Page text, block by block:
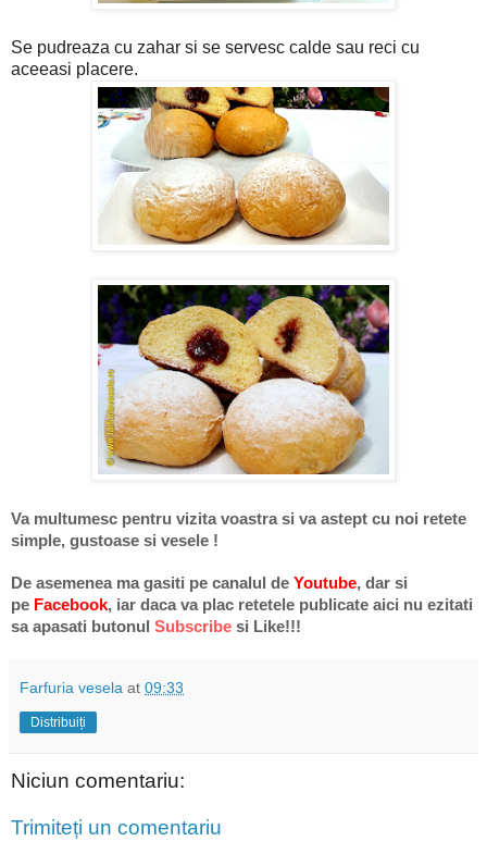
Se pudreaza cu zahar si se servesc calde sau reci cu
aceeasi placere.
Va multumesc pentru vizita voastra si va astept cu noi retete
simple, gustoase si vesele !
De asemenea ma gasiti pe canalul de Youtube, dar si
pe Facebook, iar daca va plac retetele publicate aici nu ezitati
sa apasati butonul Subscribe si Like!!!
Farfuria vesela at 09:33
Distribuiți
Niciun comentariu:
Trimiteți un comentariu